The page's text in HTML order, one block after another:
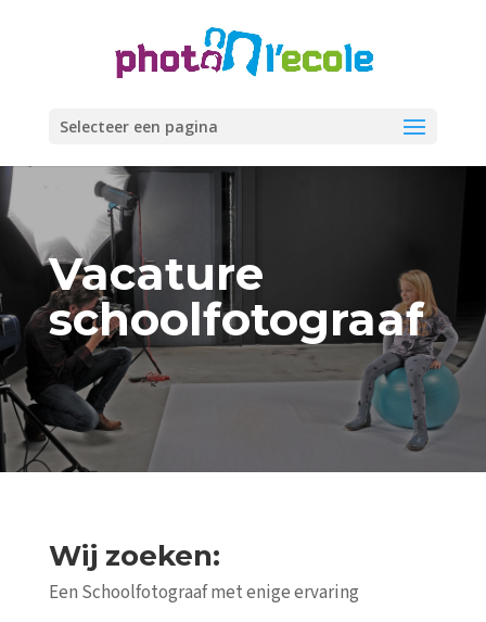
Selecteer een pagina
Vacature
schoolfotograaf
Wij zoeken:
Een Schoolfotograaf met enige ervaring